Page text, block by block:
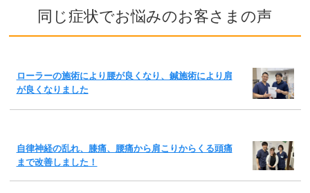
同じ症状でお悩みのお客さまの声
ローラーの施術により腰が良くなり、鍼施術により肩
が良くなりました
自律神経の乱れ、膝痛、腰痛から肩こりからくる頭痛
まで改善しました！